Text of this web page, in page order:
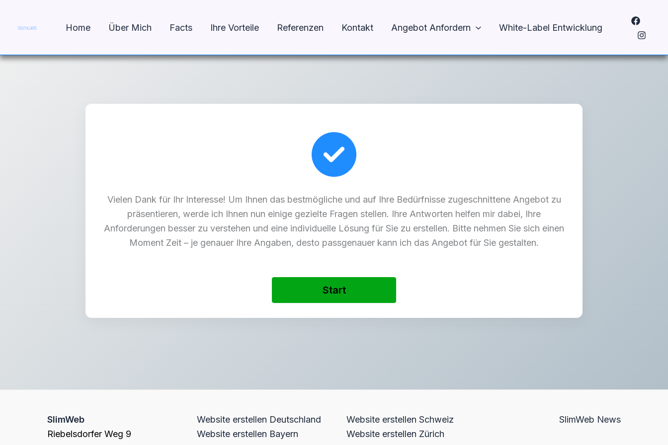
Home Über Mich Facts Ihre Vorteile Referenzen Kontakt Angebot Anfordern White-Label Entwicklung
Vielen Dank für Ihr Interesse! Um Ihnen das bestmögliche und auf Ihre Bedürfnisse zugeschnittene Angebot zu
präsentieren, werde ich Ihnen nun einige gezielte Fragen stellen. Ihre Antworten helfen mir dabei, Ihre
Anforderungen besser zu verstehen und eine individuelle Lösung für Sie zu erstellen. Bitte nehmen Sie sich einen
Moment Zeit – je genauer Ihre Angaben, desto passgenauer kann ich das Angebot für Sie gestalten.
Start
SlimWeb
Riebelsdorfer Weg 9
Website erstellen Deutschland
Website erstellen Bayern
Website erstellen Schweiz
Website erstellen Zürich
SlimWeb News